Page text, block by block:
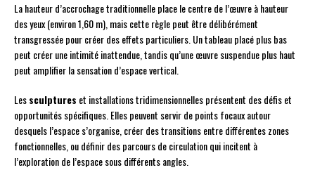
La hauteur d’accrochage traditionnelle place le centre de l’œuvre à hauteur
des yeux (environ 1,60 m), mais cette règle peut être délibérément
transgressée pour créer des effets particuliers. Un tableau placé plus bas
peut créer une intimité inattendue, tandis qu’une œuvre suspendue plus haut
peut amplifier la sensation d’espace vertical.
Lessculptures et installations tridimensionnelles présentent des défis et
opportunités spécifiques. Elles peuvent servir de points focaux autour
desquels l’espace s’organise, créer des transitions entre différentes zones
fonctionnelles, ou définir des parcours de circulation qui incitent à
l’exploration de l’espace sous différents angles.